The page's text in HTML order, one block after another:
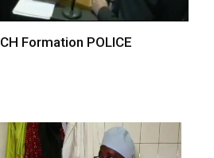
Formation POLICE